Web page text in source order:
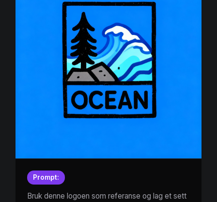
Prompt:
Bruk denne logoen som referanse og lag et sett